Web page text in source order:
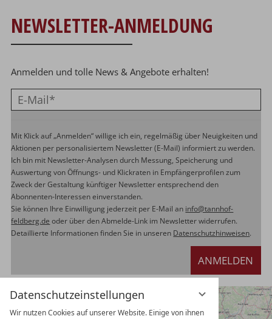
Datenschutzeinstellungen
Wir nutzen Cookies auf unserer Website. Einige von ihnen
NEWSLETTER-ANMELDUNG
Anmelden und tolle News & Angebote erhalten!
Mit Klick auf „Anmelden“ willige ich ein, regelmäßig über Neuigkeiten und
Aktionen per personalisiertem Newsletter (E-Mail) informiert zu werden.
Ich bin mit Newsletter-Analysen durch Messung, Speicherung und
Auswertung von Öffnungs- und Klickraten in Empfängerprofilen zum
Zweck der Gestaltung künftiger Newsletter entsprechend den
Abonnenten-Interessen einverstanden.
Sie können Ihre Einwilligung jederzeit per E-Mail an info@tannhof-
feldberg.de oder über den Abmelde-Link im Newsletter widerrufen.
Detaillierte Informationen finden Sie in unseren Datenschutzhinweisen.
ANMELDEN